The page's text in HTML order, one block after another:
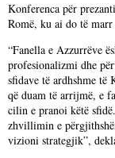
Konferenca për
Romë, ku ai do të
“Fanella e Azzurrëve
profesionalizmi dhe
sfidave të ardhshme të
që duam të arrijmë, e
cilin e pranoi këtë
zhvillimin e
vizioni strategjik”,